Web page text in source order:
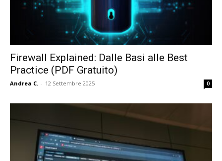
Firewall Explained: Dalle Basi alle Best
Practice (PDF Gratuito)
Andrea C. - 12 Settembre 2025 0